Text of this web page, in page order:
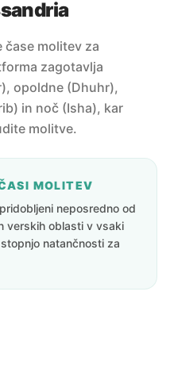
čase molitev za
zagotavlja
opoldne (Dhuhr),
in noč (Isha), kar
molitve.
MOLITEV
neposredno od
verskih oblasti v vsaki
natančnosti za